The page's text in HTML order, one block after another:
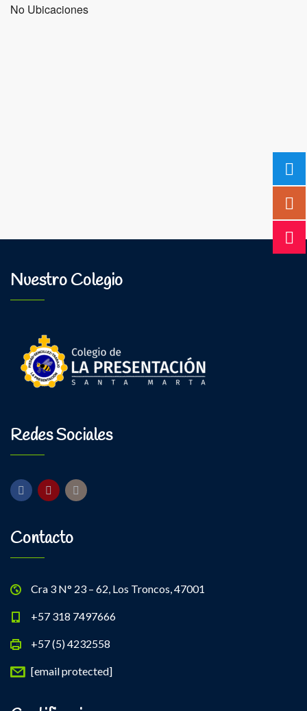
No Ubicaciones
Nuestro Colegio
Redes Sociales
Contacto
Cra 3 N° 23 – 62, Los Troncos, 47001
+57 318 7497666
+57 (5) 4232558
[email protected]